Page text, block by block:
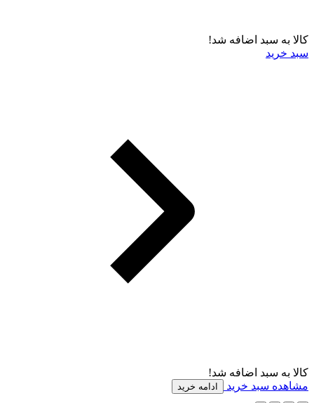
کالا به سبد اضافه شد!
سبد خرید
کالا به سبد اضافه شد!
مشاهده سبد خرید
ادامه خرید